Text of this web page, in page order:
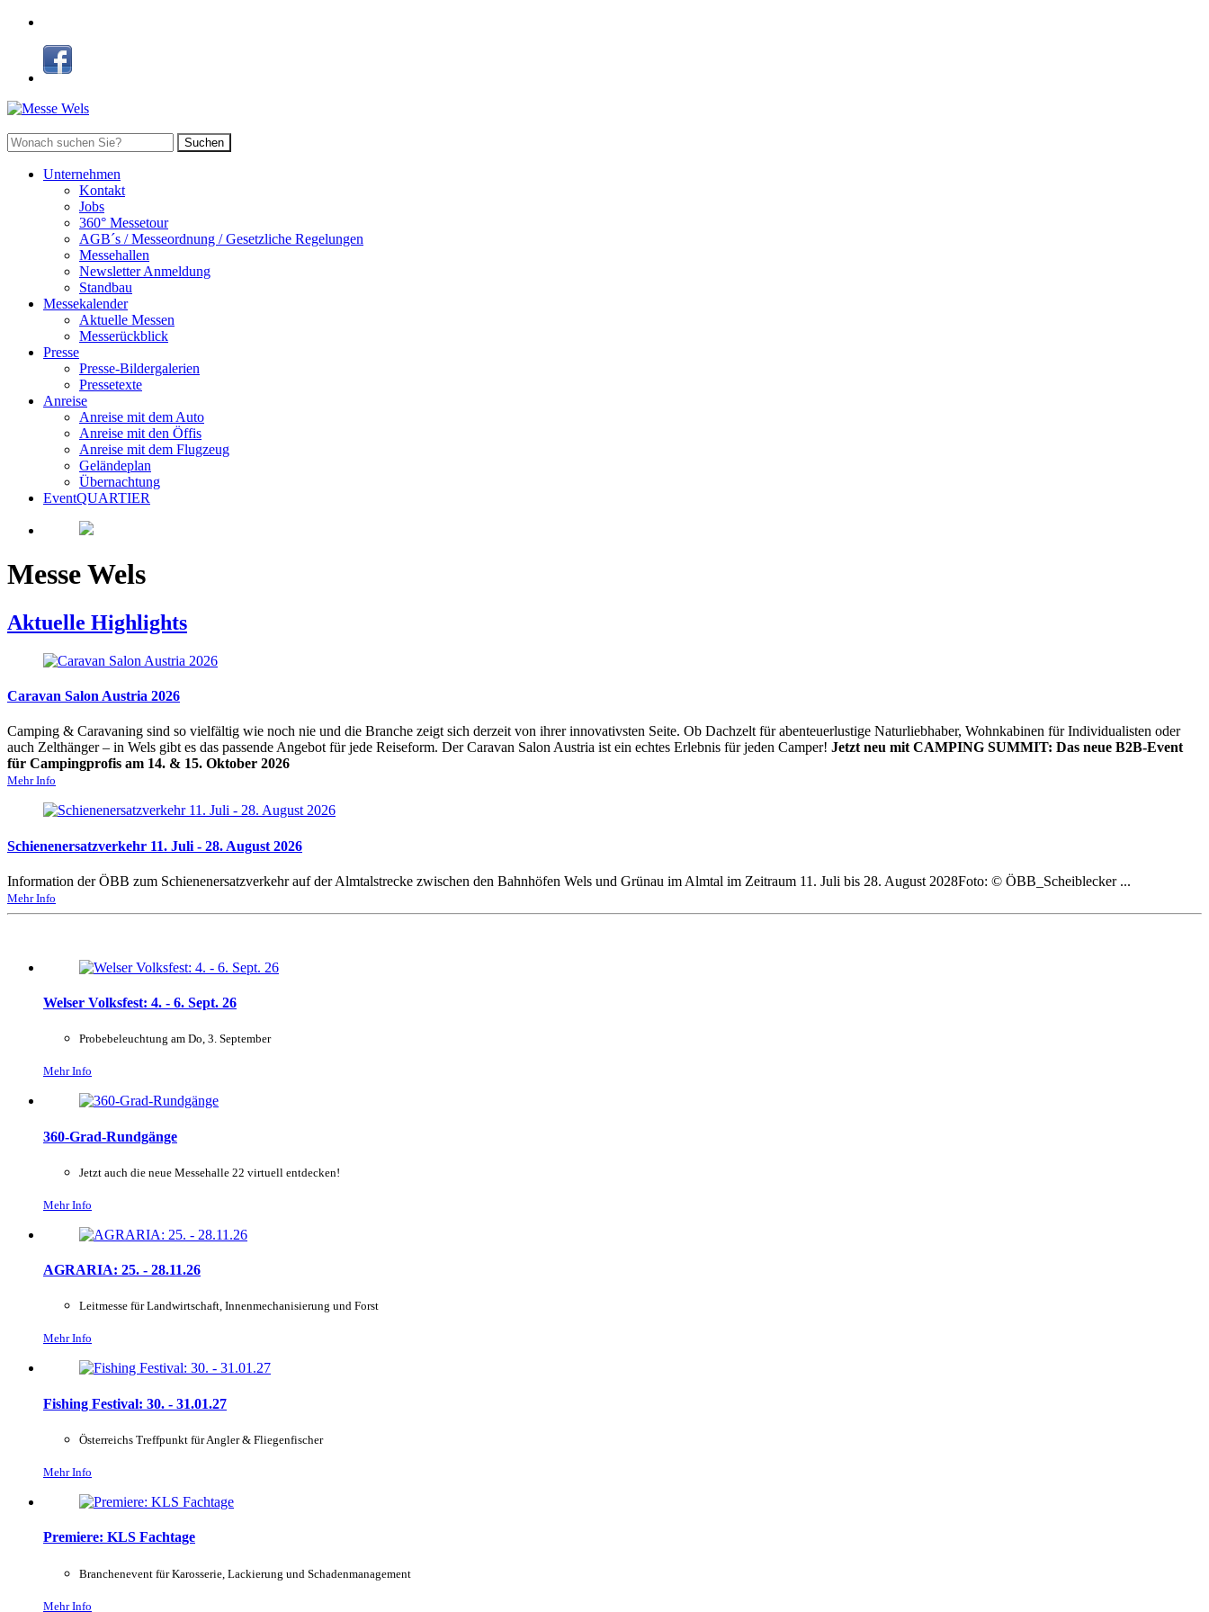
Suchen
Unternehmen
Kontakt
Jobs
360° Messetour
AGB´s / Messeordnung / Gesetzliche Regelungen
Messehallen
Newsletter Anmeldung
Standbau
Messekalender
Aktuelle Messen
Messerückblick
Presse
Presse-Bildergalerien
Pressetexte
Anreise
Anreise mit dem Auto
Anreise mit den Öffis
Anreise mit dem Flugzeug
Geländeplan
Übernachtung
EventQUARTIER
Messe Wels
Aktuelle Highlights
Caravan Salon Austria 2026
Camping & Caravaning sind so vielfältig wie noch nie und die Branche zeigt sich derzeit von ihrer innovativsten Seite. Ob Dachzelt für abenteuerlustige Naturliebhaber, Wohnkabinen für Individualisten oder
auch Zelthänger – in Wels gibt es das passende Angebot für jede Reiseform. Der Caravan Salon Austria ist ein echtes Erlebnis für jeden Camper! Jetzt neu mit CAMPING SUMMIT: Das neue B2B-Event
für Campingprofis am 14. & 15. Oktober 2026
Mehr Info
Schienenersatzverkehr 11. Juli - 28. August 2026
Information der ÖBB zum Schienenersatzverkehr auf der Almtalstrecke zwischen den Bahnhöfen Wels und Grünau im Almtal im Zeitraum 11. Juli bis 28. August 2028Foto: © ÖBB_Scheiblecker ...
Mehr Info
Welser Volksfest: 4. - 6. Sept. 26
Probebeleuchtung am Do, 3. September
Mehr Info
360-Grad-Rundgänge
Jetzt auch die neue Messehalle 22 virtuell entdecken!
Mehr Info
AGRARIA: 25. - 28.11.26
Leitmesse für Landwirtschaft, Innenmechanisierung und Forst
Mehr Info
Fishing Festival: 30. - 31.01.27
Österreichs Treffpunkt für Angler & Fliegenfischer
Mehr Info
Premiere: KLS Fachtage
Branchenevent für Karosserie, Lackierung und Schadenmanagement
Mehr Info